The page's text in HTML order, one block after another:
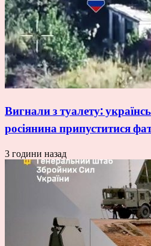
Вигнали з туалету:
росіянина припуститися
3 години назад